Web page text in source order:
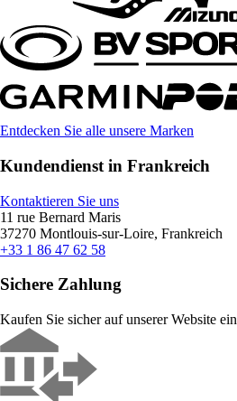
Entdecken Sie alle unsere Marken
Kundendienst in Frankreich
Kontaktieren Sie uns
11 rue Bernard Maris
37270 Montlouis-sur-Loire, Frankreich
+33 1 86 47 62 58
Sichere Zahlung
Kaufen Sie sicher auf unserer Website ein